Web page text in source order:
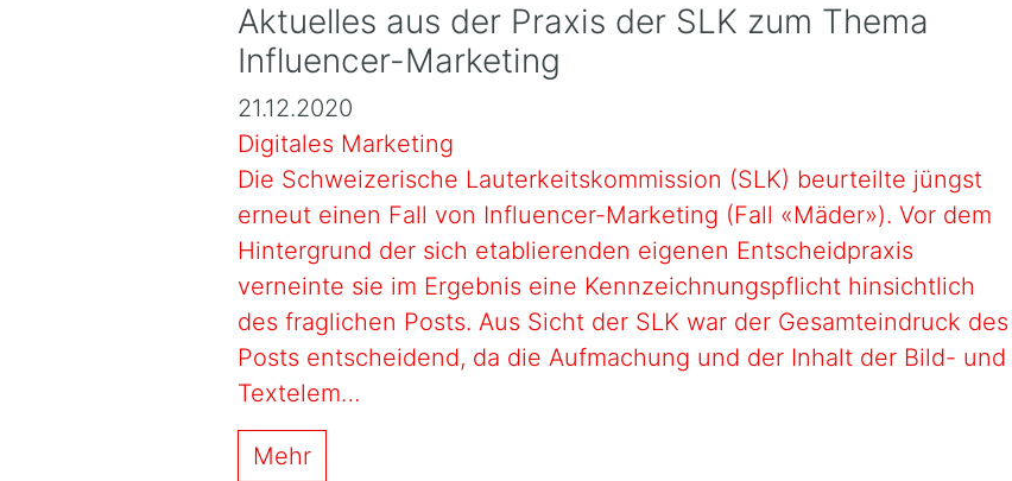
Aktuelles aus der Praxis der SLK zum Thema
Influencer-Marketing
21.12.2020
Digitales Marketing
Die Schweizerische Lauterkeitskommission (SLK) beurteilte jüngst
erneut einen Fall von Influencer-Marketing (Fall «Mäder»). Vor dem
Hintergrund der sich etablierenden eigenen Entscheidpraxis
verneinte sie im Ergebnis eine Kennzeichnungspflicht hinsichtlich
des fraglichen Posts. Aus Sicht der SLK war der Gesamteindruck des
Posts entscheidend, da die Aufmachung und der Inhalt der Bild- und
Textelem…
Mehr